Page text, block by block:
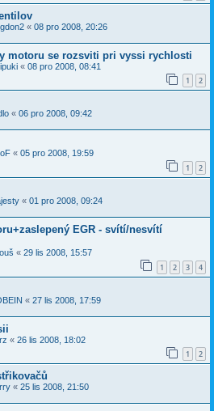
« 08 pro 2008, 20:26
motoru se rozsviti pri vyssi rychlosti
« 08 pro 2008, 08:41
1 2
« 06 pro 2008, 09:42
« 05 pro 2008, 19:59
1 2
« 01 pro 2008, 09:24
EGR - svítí/nesvítí
« 29 lis 2008, 15:57
1 2 3 4
« 27 lis 2008, 17:59
« 26 lis 2008, 18:02
1 2
« 25 lis 2008, 21:50